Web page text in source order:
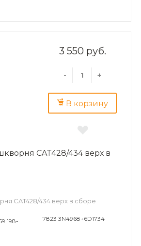
3 550 руб.
- +
В корзину
CAT428/434 верх в
CAT428/434 верх в сборе
198- 7823 3N4968+6D1734